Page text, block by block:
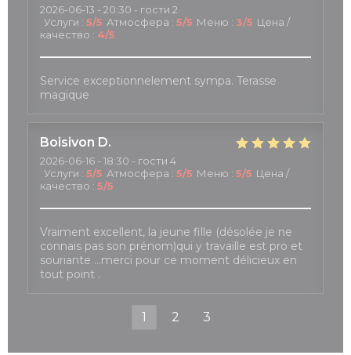
2026-06-13 - 20:30 - гости 2
Услуги : 5/5 Атмосфера : 5/5 Меню : 3/5 Цена /
качество : 4/5
Service exceptionnelement sympa. Terasse
magique
Boisivon D
2026-06-16 - 18:30 - гости 4
Услуги : 5/5 Атмосфера : 5/5 Меню : 5/5 Цена /
качество : 5/5
Vraiment excellent, la jeune fille (désolée je ne
connais pas son prénom)qui y travaille est pro et
souriante …merci pour ce moment délicieux en
tout point .
1 2 3